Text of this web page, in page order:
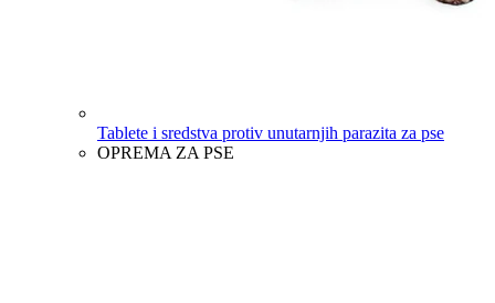
Tablete i sredstva protiv unutarnjih parazita za pse
OPREMA ZA PSE